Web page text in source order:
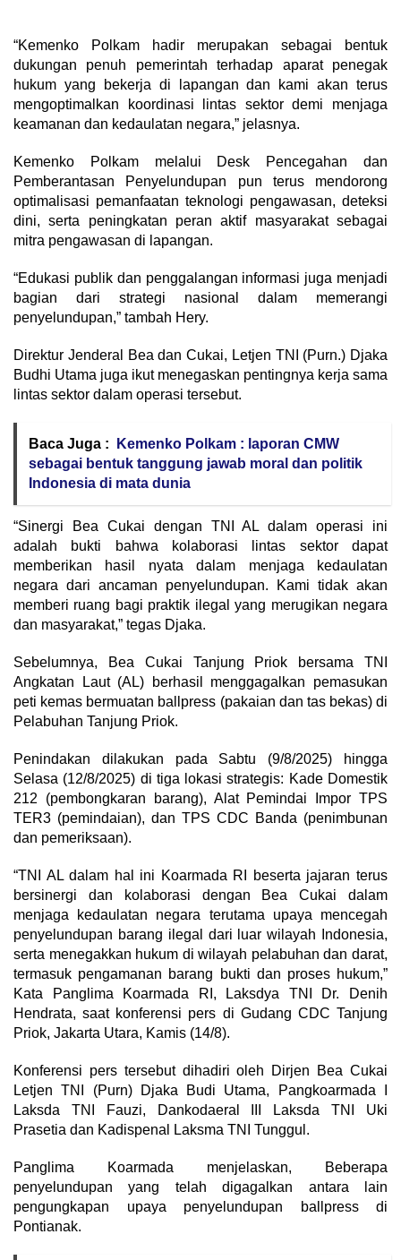
“Kemenko Polkam hadir merupakan sebagai bentuk
dukungan penuh pemerintah terhadap aparat penegak
hukum yang bekerja di lapangan dan kami akan terus
mengoptimalkan koordinasi lintas sektor demi menjaga
keamanan dan kedaulatan negara,” jelasnya.
Kemenko Polkam melalui Desk Pencegahan dan
Pemberantasan Penyelundupan pun terus mendorong
optimalisasi pemanfaatan teknologi pengawasan, deteksi
dini, serta peningkatan peran aktif masyarakat sebagai
mitra pengawasan di lapangan.
“Edukasi publik dan penggalangan informasi juga menjadi
bagian dari strategi nasional dalam memerangi
penyelundupan,” tambah Hery.
Direktur Jenderal Bea dan Cukai, Letjen TNI (Purn.) Djaka
Budhi Utama juga ikut menegaskan pentingnya kerja sama
lintas sektor dalam operasi tersebut.
Baca Juga :
Kemenko Polkam : laporan CMW
sebagai bentuk tanggung jawab moral dan politik
Indonesia di mata dunia
“Sinergi Bea Cukai dengan TNI AL dalam operasi ini
adalah bukti bahwa kolaborasi lintas sektor dapat
memberikan hasil nyata dalam menjaga kedaulatan
negara dari ancaman penyelundupan. Kami tidak akan
memberi ruang bagi praktik ilegal yang merugikan negara
dan masyarakat,” tegas Djaka.
Sebelumnya, Bea Cukai Tanjung Priok bersama TNI
Angkatan Laut (AL) berhasil menggagalkan pemasukan
peti kemas bermuatan ballpress (pakaian dan tas bekas) di
Pelabuhan Tanjung Priok.
Penindakan dilakukan pada Sabtu (9/8/2025) hingga
Selasa (12/8/2025) di tiga lokasi strategis: Kade Domestik
212 (pembongkaran barang), Alat Pemindai Impor TPS
TER3 (pemindaian), dan TPS CDC Banda (penimbunan
dan pemeriksaan).
“TNI AL dalam hal ini Koarmada RI beserta jajaran terus
bersinergi dan kolaborasi dengan Bea Cukai dalam
menjaga kedaulatan negara terutama upaya mencegah
penyelundupan barang ilegal dari luar wilayah Indonesia,
serta menegakkan hukum di wilayah pelabuhan dan darat,
termasuk pengamanan barang bukti dan proses hukum,”
Kata Panglima Koarmada RI, Laksdya TNI Dr. Denih
Hendrata, saat konferensi pers di Gudang CDC Tanjung
Priok, Jakarta Utara, Kamis (14/8).
Konferensi pers tersebut dihadiri oleh Dirjen Bea Cukai
Letjen TNI (Purn) Djaka Budi Utama, Pangkoarmada I
Laksda TNI Fauzi, Dankodaeral III Laksda TNI Uki
Prasetia dan Kadispenal Laksma TNI Tunggul.
Panglima Koarmada menjelaskan, Beberapa
penyelundupan yang telah digagalkan antara lain
pengungkapan upaya penyelundupan ballpress di
Pontianak.